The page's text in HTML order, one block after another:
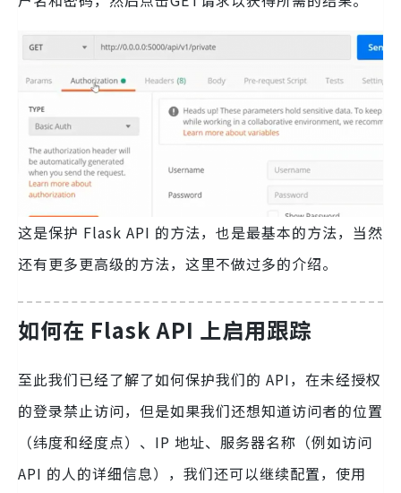
这是保护 Flask API 的方法，也是最基本的方法，当然
还有更多更高级的方法，这里不做过多的介绍。
如何在 Flask API 上启用跟踪
至此我们已经了解了如何保护我们的 API，在未经授权
的登录禁止访问，但是如果我们还想知道访问者的位置
（纬度和经度点）、IP 地址、服务器名称（例如访问
API 的人的详细信息），我们还可以继续配置，使用